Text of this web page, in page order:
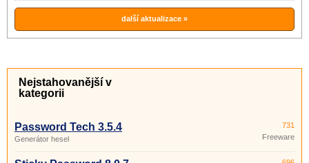
další aktualizace »
Nejstahovanější v
kategorii
Password Tech 3.5.4
Generátor hesel
731
Freeware